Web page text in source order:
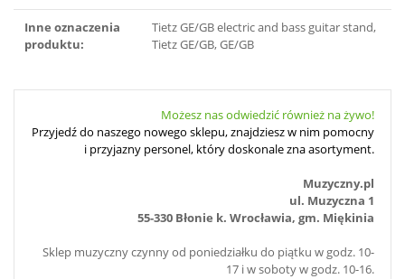
Inne oznaczenia
produktu:
Tietz GE/GB electric and bass guitar stand,
Tietz GE/GB, GE/GB
Możesz nas odwiedzić również na żywo!
Przyjedź do naszego nowego sklepu, znajdziesz w nim pomocny
i przyjazny personel, który doskonale zna asortyment.
Muzyczny.pl
ul. Muzyczna 1
55-330 Błonie k. Wrocławia, gm. Miękinia
Sklep muzyczny czynny od poniedziałku do piątku w godz. 10-
17 i w soboty w godz. 10-16.